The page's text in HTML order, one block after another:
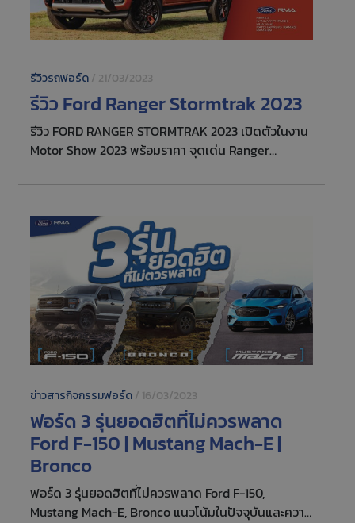
รีวิวรถฟอร์ด/ 21/03/2023
รีวิว Ford Ranger Stormtrak 2023
รีวิว FORD RANGER STORMTRAK 2023 เปิดตัวในงาน
Motor Show 2023 พร้อมราคา จุดเด่น Ranger
ข่าวสารกิจกรรมฟอร์ด/ 16/03/2023
ฟอร์ด 3 รุ่นยอดฮิตที่ไม่ควรพลาด
Ford F-150 | Mustang Mach-E |
Bronco
ฟอร์ด 3 รุ่นยอดฮิตที่ไม่ควรพลาด Ford F-150,
Mustang Mach-E, Bronco แนวโน้มในปัจจุบันและความ